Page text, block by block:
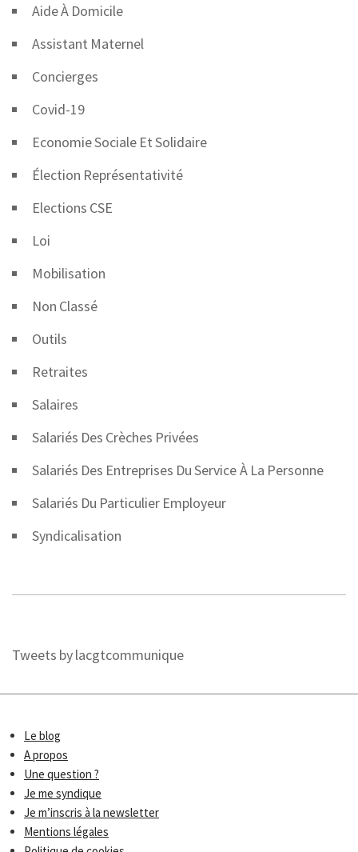
Aide À Domicile
Assistant Maternel
Concierges
Covid-19
Economie Sociale Et Solidaire
Élection Représentativité
Elections CSE
Loi
Mobilisation
Non Classé
Outils
Retraites
Salaires
Salariés Des Crèches Privées
Salariés Des Entreprises Du Service À La Personne
Salariés Du Particulier Employeur
Syndicalisation
Tweets by lacgtcommunique
Le blog
A propos
Une question ?
Je me syndique
Je m’inscris à la newsletter
Mentions légales